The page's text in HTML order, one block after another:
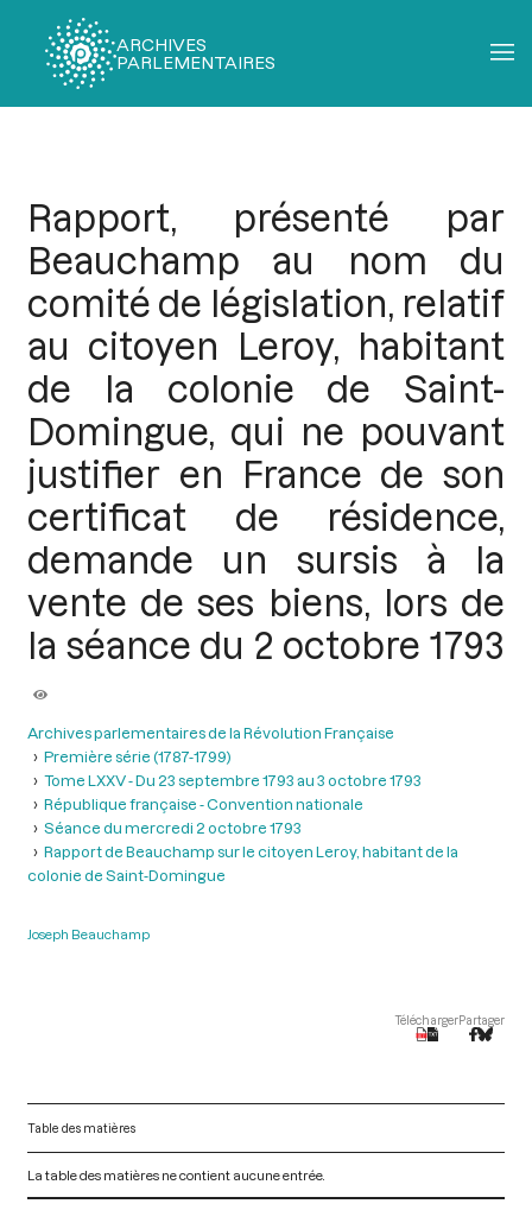
ARCHIVES
PARLEMENTAIRES
Rapport, présenté par
Beauchamp au nom du
comité de législation, relatif
au citoyen Leroy, habitant
de la colonie de Saint-
Domingue, qui ne pouvant
justifier en France de son
certificat de résidence,
demande un sursis à la
vente de ses biens, lors de
la séance du 2 octobre 1793
Archives parlementaires de la Révolution Française
Première série (1787-1799)
Tome LXXV - Du 23 septembre 1793 au 3 octobre 1793
République française - Convention nationale
Séance du mercredi 2 octobre 1793
Rapport de Beauchamp sur le citoyen Leroy, habitant de la
colonie de Saint-Domingue
Joseph Beauchamp
TéléchargerPartager
Table des matières
La table des matières ne contient aucune entrée.